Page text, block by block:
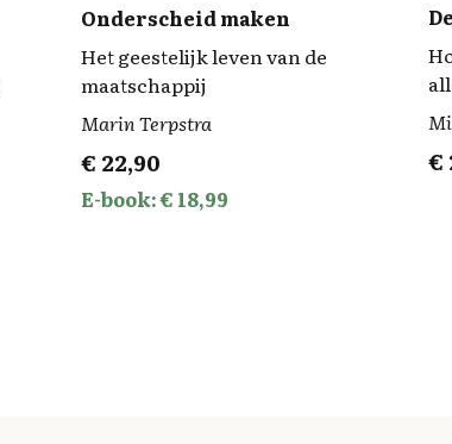
Onderscheid maken
Het geestelijk leven van de
maatschappij
Marin Terpstra
€ 22,90
E-book: € 18,99
€